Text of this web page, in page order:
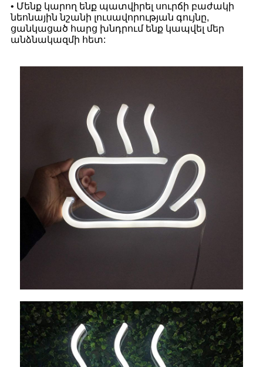
• Մենք կարող ենք պատվիրել սուրճի բաժակի
նեոնային նշանի լուսավորության գույնը,
ցանկացած հարց խնդրում ենք կապվել մեր
անձնակազմի հետ: